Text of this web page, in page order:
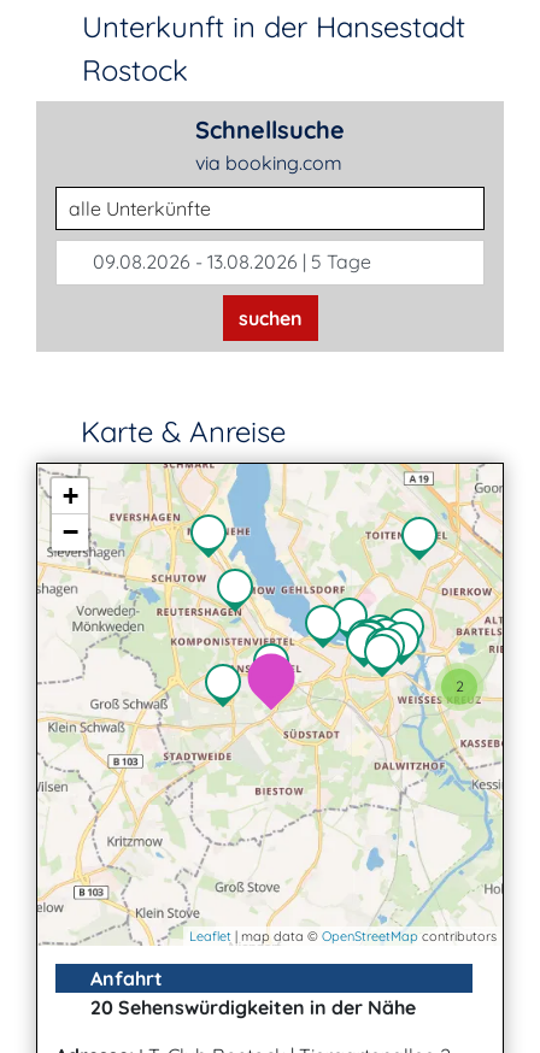
Unterkunft in der Hansestadt
Rostock
Schnellsuche
via booking.com
Unterkunftsart
09.08.2026 - 13.08.2026 | 5 Tage
suchen
Karte & Anreise
2
+
−
Leaflet | map data © OpenStreetMapcontributors
Anfahrt
20 Sehenswürdigkeiten in der Nähe